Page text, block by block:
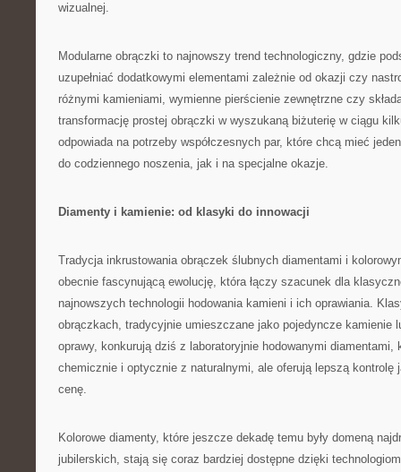
wizualnej.
Modularne obrączki to najnowszy trend technologiczny, gdzie
uzupełniać dodatkowymi elementami zależnie od okazji czy
różnymi kamieniami, wymienne pierścienie zewnętrzne czy
transformację prostej obrączki w wyszukaną biżuterię w ciągu
odpowiada na potrzeby współczesnych par, które chcą mieć
do codziennego noszenia, jak i na specjalne okazje.
Diamenty i kamienie: od klasyki do innowacji
Tradycja inkrustowania obrączek ślubnych diamentami i
obecnie fascynującą ewolucję, która łączy szacunek dla
najnowszych technologii hodowania kamieni i ich oprawiania.
obrączkach, tradycyjnie umieszczane jako pojedyncze kamienie
oprawy, konkurują dziś z laboratoryjnie hodowanymi diamentami,
chemicznie i optycznie z naturalnymi, ale oferują lepszą kontrolę
cenę.
Kolorowe diamenty, które jeszcze dekadę temu były domeną
jubilerskich, stają się coraz bardziej dostępne dzięki